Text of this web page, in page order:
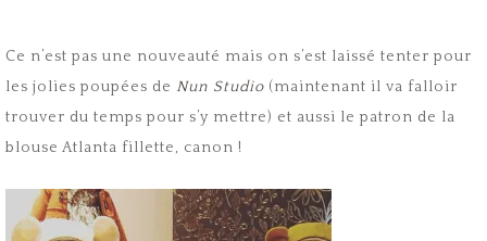
Ce n’est pas une nouveauté mais on s’est laissé tenter pour
les jolies poupées de Nun Studio (maintenant il va falloir
trouver du temps pour s’y mettre) et aussi le patron de la
blouse Atlanta fillette, canon !